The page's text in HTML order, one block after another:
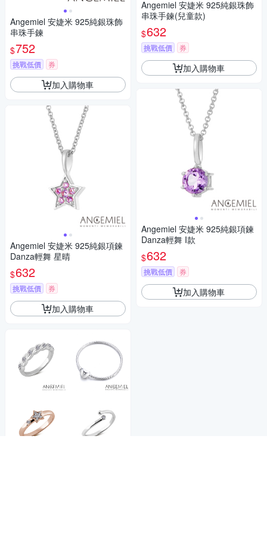
Angemiel 安婕米 925純銀珠飾
串珠手鍊
$752
挑戰低價 券
加入購物車
Angemiel 安婕米 925純銀項鍊
Danza輕舞 星晴
$632
挑戰低價 券
加入購物車
Angemiel 安婕米 925純銀珠飾
串珠手鍊(兒童款)
$632
挑戰低價 券
加入購物車
Angemiel 安婕米 925純銀項鍊
Danza輕舞 I款
$632
挑戰低價 券
加入購物車